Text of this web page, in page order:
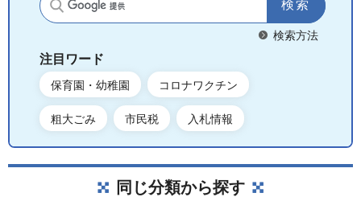
サイト内検索
検索方法
注目ワード
保育園・幼稚園 コロナワクチン
粗大ごみ 市民税 入札情報
同じ分類から探す